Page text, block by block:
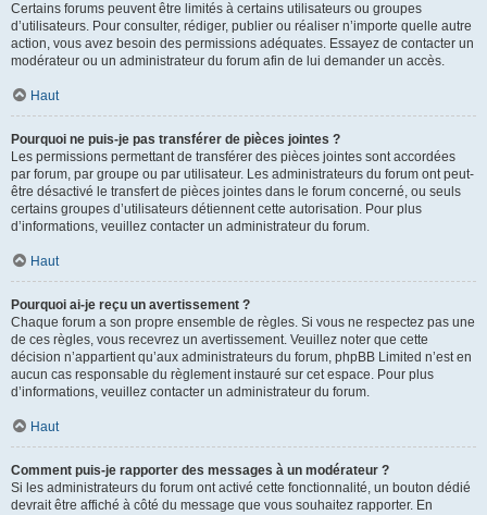
Certains forums peuvent être limités à certains utilisateurs ou groupes
d’utilisateurs. Pour consulter, rédiger, publier ou réaliser n’importe quelle autre
action, vous avez besoin des permissions adéquates. Essayez de contacter un
modérateur ou un administrateur du forum afin de lui demander un accès.
Haut
Pourquoi ne puis-je pas transférer de pièces jointes ?
Les permissions permettant de transférer des pièces jointes sont accordées
par forum, par groupe ou par utilisateur. Les administrateurs du forum ont peut-
être désactivé le transfert de pièces jointes dans le forum concerné, ou seuls
certains groupes d’utilisateurs détiennent cette autorisation. Pour plus
d’informations, veuillez contacter un administrateur du forum.
Haut
Pourquoi ai-je reçu un avertissement ?
Chaque forum a son propre ensemble de règles. Si vous ne respectez pas une
de ces règles, vous recevrez un avertissement. Veuillez noter que cette
décision n’appartient qu’aux administrateurs du forum, phpBB Limited n’est en
aucun cas responsable du règlement instauré sur cet espace. Pour plus
d’informations, veuillez contacter un administrateur du forum.
Haut
Comment puis-je rapporter des messages à un modérateur ?
Si les administrateurs du forum ont activé cette fonctionnalité, un bouton dédié
devrait être affiché à côté du message que vous souhaitez rapporter. En